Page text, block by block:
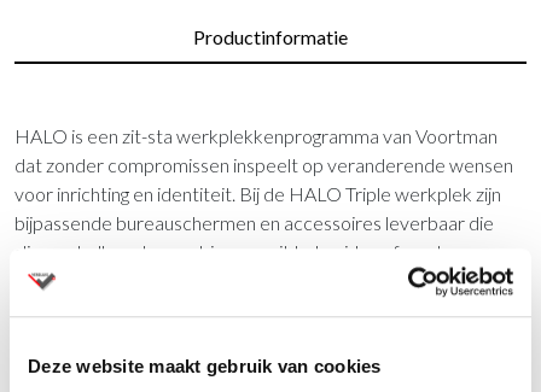
Deze website maakt gebruik van cookies
Productinformatie
HALO is een zit-sta werkplekkenprogramma van Voortman
dat zonder compromissen inspeelt op veranderende wensen
voor inrichting en identiteit. Bij de HALO Triple werkplek zijn
bijpassende bureauschermen en accessoires leverbaar die
slim met elkaar te combineren, uit te breiden of aan te passen
zijn.
verbindt organische vormen met de modulaire constructie en